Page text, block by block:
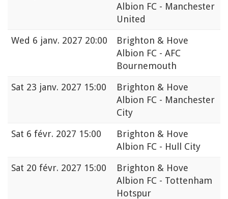
Albion FC - Manchester
United
Wed 6 janv. 2027 20:00
Brighton & Hove
Albion FC - AFC
Bournemouth
Sat 23 janv. 2027 15:00
Brighton & Hove
Albion FC - Manchester
City
Sat 6 févr. 2027 15:00
Brighton & Hove
Albion FC - Hull City
Sat 20 févr. 2027 15:00
Brighton & Hove
Albion FC - Tottenham
Hotspur